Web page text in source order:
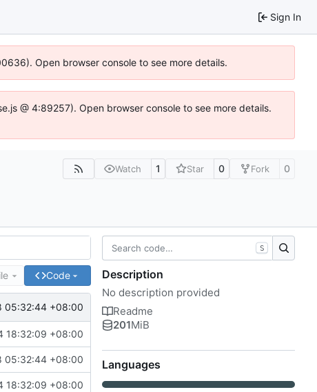
Sign In
Open browser console to see more details.
@ 4:89257). Open browser console to see more details.
Watch 1 Star 0 Fork 0
Code
05:32:44 +08:00
18:32:09 +08:00
05:32:44 +08:00
18:32:09 +08:00
S
Description
No description provided
Readme
201MiB
Languages